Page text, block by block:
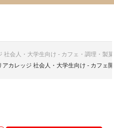
社会人・大学生向け - カフェ・調理・製
カレッジ 社会人・大学生向け - カフェ